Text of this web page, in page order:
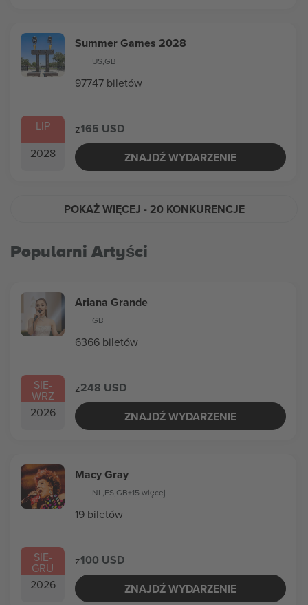
LIP
2028
Summer Games 2028
US,GB
97747 biletów
z165 USD
ZNAJDŹ WYDARZENIE
POKAŻ WIĘCEJ - 20 KONKURENCJE
Popularni Artyści
SIE-
WRZ
2026
Ariana Grande
GB
6366 biletów
z248 USD
ZNAJDŹ WYDARZENIE
SIE-
GRU
2026
Macy Gray
NL,ES,GB+15 więcej
19 biletów
z100 USD
ZNAJDŹ WYDARZENIE